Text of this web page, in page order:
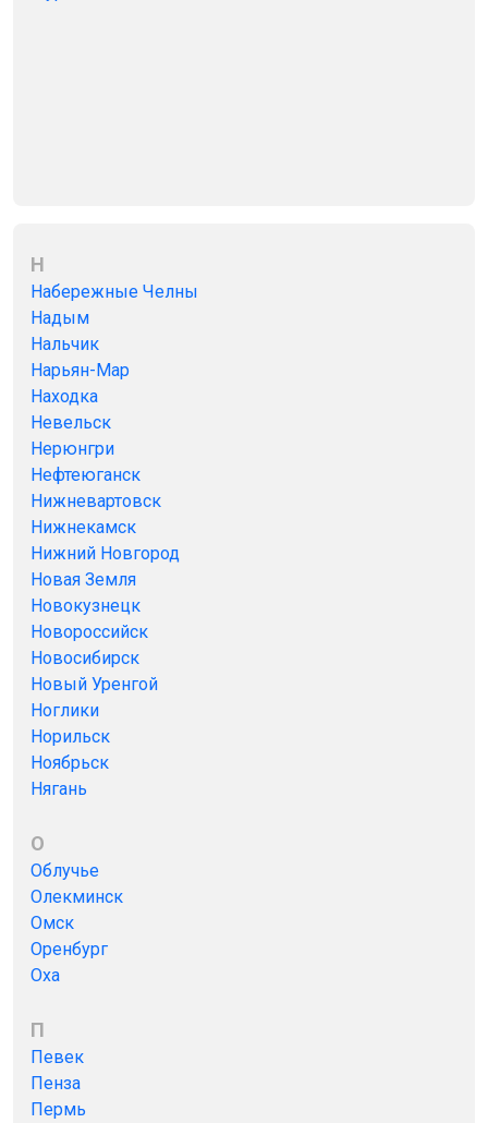
Н
Набережные Челны
Надым
Нальчик
Нарьян-Мар
Находка
Невельск
Нерюнгри
Нефтеюганск
Нижневартовск
Нижнекамск
Нижний Новгород
Новая Земля
Новокузнецк
Новороссийск
Новосибирск
Новый Уренгой
Ноглики
Норильск
Ноябрьск
Нягань
О
Облучье
Олекминск
Омск
Оренбург
Оха
П
Певек
Пенза
Пермь